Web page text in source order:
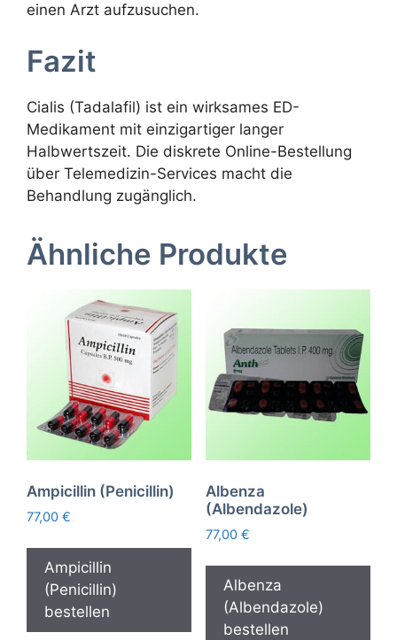
einen Arzt aufzusuchen.
Fazit
Cialis (Tadalafil) ist ein wirksames ED-
Medikament mit einzigartiger langer
Halbwertszeit. Die diskrete Online-Bestellung
über Telemedizin-Services macht die
Behandlung zugänglich.
Ähnliche Produkte
Ampicillin (Penicillin)
77,00 €
Ampicillin
(Penicillin)
bestellen
Albenza
(Albendazole)
77,00 €
Albenza
(Albendazole)
bestellen